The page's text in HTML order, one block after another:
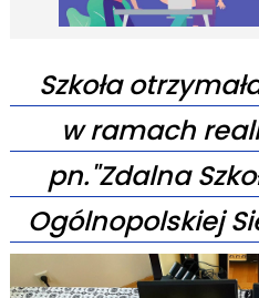
Szkoła
w ramach
pn."Zdalna
Ogólnopolskiej